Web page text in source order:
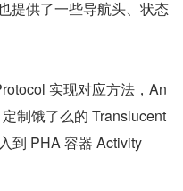
提供了一些导航头、状态
实现对应方法，An
制饿了么的 Translucent
到 PHA 容器 Activity